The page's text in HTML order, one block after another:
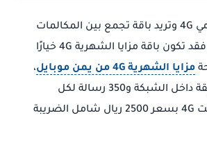
إذا كنت من مستخدمي 4G وتريد باقة تجمع بين المكالمات
والرسائل والإنترنت، فقد تكون باقة مزايا الشهرية 4G خيارًا
مزايا الشهرية 4G من يمن موبايل
،
تمنح الباقة 300 دقيقة داخل الشبكة و350 رسالة لكل
الشبكات و4GB إنترنت 4G بسعر 2500 ريال شامل الضريبة